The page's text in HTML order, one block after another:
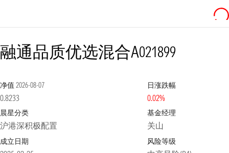
融通品质优选混合A021899
净值 2026-08-07
0.8233
日涨跌幅
0.02%
晨星分类
沪港深积极配置
基金经理
关山
成立日期 风险等级